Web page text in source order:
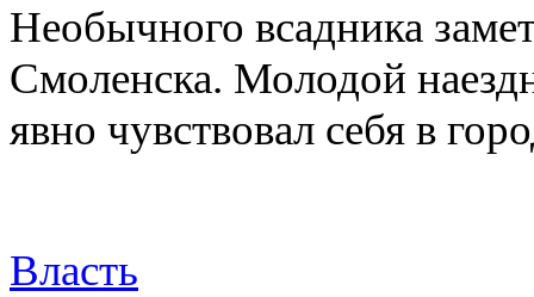
Необычного всадника
Смоленска. Молодой
явно чувствовал себя в
Власть